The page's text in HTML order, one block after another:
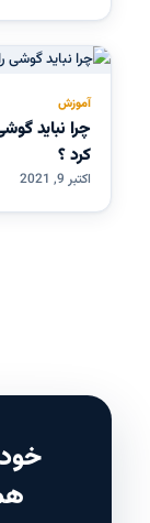
آموزش
کرد ؟
اکتبر 9, 2021